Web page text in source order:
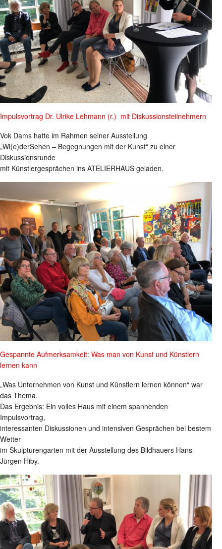
Impulsvortrag Dr. Ulrike Lehmann (r.) mit Diskussionsteilnehmern
Vok Dams hatte im Rahmen seiner Ausstellung
„Wi(e)derSehen – Begegnungen mit der Kunst“ zu einer
Diskussionsrunde
mit Künstlergesprächen ins ATELIERHAUS geladen.
Gespannte Aufmerksamkeit: Was man von Kunst und Künstlern
lernen kann
„Was Unternehmen von Kunst und Künstlern lernen können“ war
das Thema.
Das Ergebnis: Ein volles Haus mit einem spannenden
Impulsvortrag,
interessanten Diskussionen und intensiven Gesprächen bei bestem
Wetter
im Skulpturengarten mit der Ausstellung des Bildhauers Hans-
Jürgen Hiby.